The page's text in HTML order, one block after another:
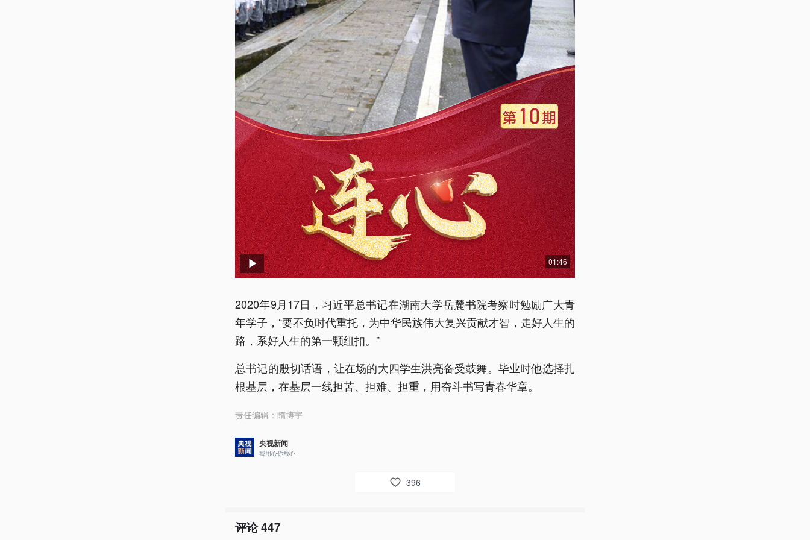
01:46
2020年9月17日，习近平总书记在湖南大学岳麓书院考察时勉励广大青
年学子，“要不负时代重托，为中华民族伟大复兴贡献才智，走好人生的
路，系好人生的第一颗纽扣。”
总书记的殷切话语，让在场的大四学生洪亮备受鼓舞。毕业时他选择扎
根基层，在基层一线担苦、担难、担重，用奋斗书写青春华章。
责任编辑： 隋博宇
央视新闻
我用心你放心
396
评论447